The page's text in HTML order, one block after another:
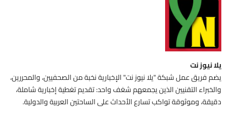
يلا نيوز نت
يضم فريق عمل شبكة "يلا نيوز نت" الإخبارية نخبة من الصحفيين، والمحررين،
والخبراء التقنيين الذين يجمعهم شغف واحد: تقديم تغطية إخبارية شاملة،
دقيقة، وموثوقة تواكب تسارع الأحداث على الساحتين العربية والدولية.